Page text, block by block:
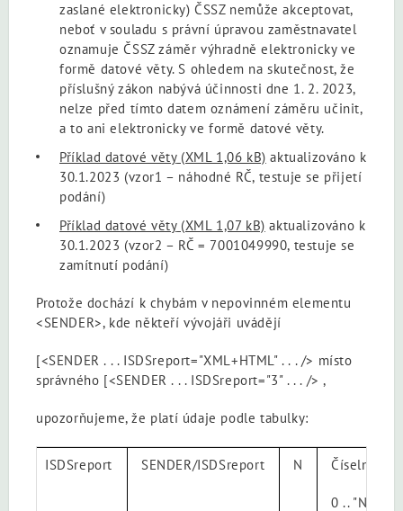
zaslané elektronicky) ČSSZ nemůže akceptovat,
neboť v souladu s právní úpravou zaměstnavatel
oznamuje ČSSZ záměr výhradně elektronicky ve
formě datové věty. S ohledem na skutečnost, že
příslušný zákon nabývá účinnosti dne 1. 2. 2023,
nelze před tímto datem oznámení záměru učinit,
a to ani elektronicky ve formě datové věty.
Příklad datové věty(XML 1,06 kB) aktualizováno k
30.1.2023 (vzor1 – náhodné RČ, testuje se přijetí
podání)
Příklad datové věty(XML 1,07 kB) aktualizováno k
30.1.2023 (vzor2 – RČ = 7001049990, testuje se
zamítnutí podání)
Protože dochází k chybám v nepovinném elementu
<SENDER>, kde někteří vývojáři uvádějí
[<SENDER . . . ISDSreport="XML+HTML" . . . /> místo
správného [<SENDER . . . ISDSreport="3" . . . /> ,
upozorňujeme, že platí údaje podle tabulky:
ISDSreport SENDER/ISDSreport N Číselník
0 .. "NONE"